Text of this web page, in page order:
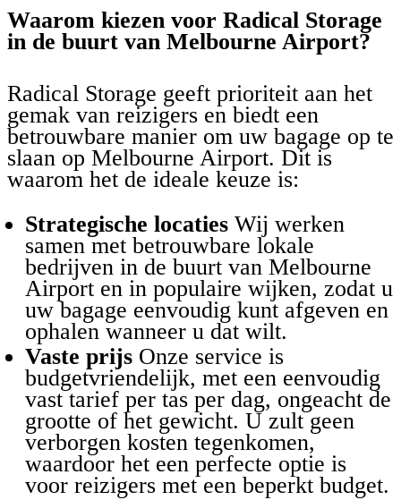
Waarom kiezen voor Radical Storage
in de buurt van Melbourne Airport?
Radical Storage geeft prioriteit aan het
gemak van reizigers en biedt een
betrouwbare manier om uw bagage op te
slaan op Melbourne Airport. Dit is
waarom het de ideale keuze is:
Strategische locaties Wij werken
samen met betrouwbare lokale
bedrijven in de buurt van Melbourne
Airport en in populaire wijken, zodat u
uw bagage eenvoudig kunt afgeven en
ophalen wanneer u dat wilt.
Vaste prijs Onze service is
budgetvriendelijk, met een eenvoudig
vast tarief per tas per dag, ongeacht de
grootte of het gewicht. U zult geen
verborgen kosten tegenkomen,
waardoor het een perfecte optie is
voor reizigers met een beperkt budget.